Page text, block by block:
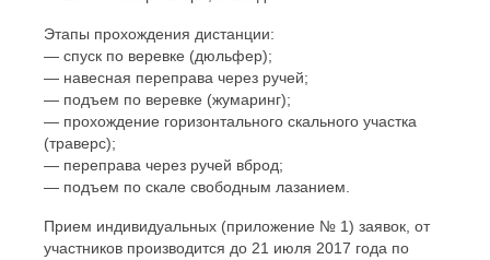
Этапы прохождения дистанции:
— спуск по веревке (дюльфер);
— навесная переправа через ручей;
— подъем по веревке (жумаринг);
— прохождение горизонтального скального участка
(траверс);
— переправа через ручей вброд;
— подъем по скале свободным лазанием.
Прием индивидуальных (приложение № 1) заявок, от
участников производится до 21 июля 2017 года по